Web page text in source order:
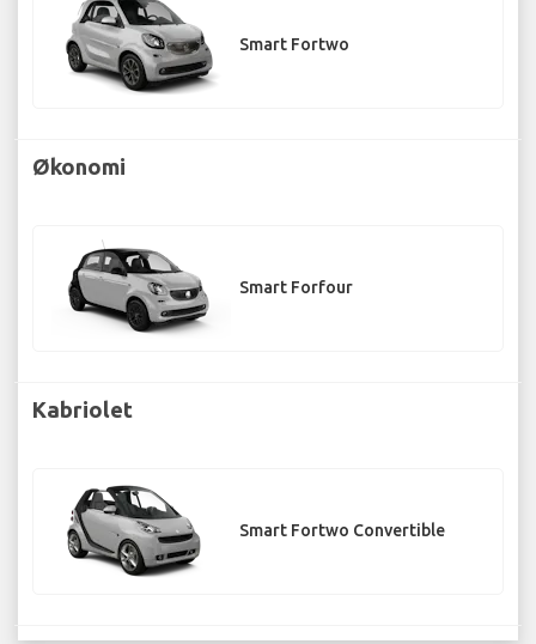
Smart Fortwo
Økonomi
Smart Forfour
Kabriolet
Smart Fortwo Convertible